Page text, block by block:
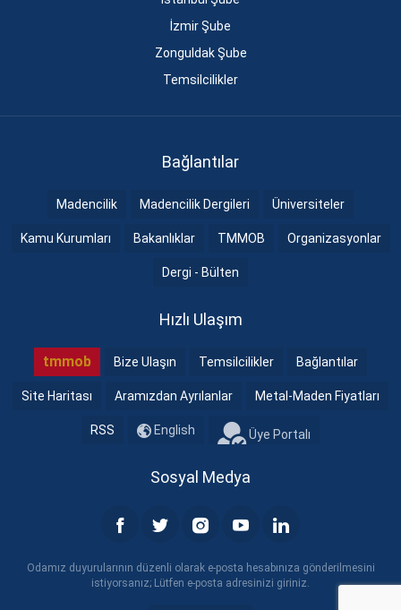
İzmir Şube
Zonguldak Şube
Temsilcilikler
Bağlantılar
Madencilik Madencilik Dergileri Üniversiteler
Kamu Kurumları Bakanlıklar TMMOB Organizasyonlar
Dergi - Bülten
Hızlı Ulaşım
tmmob Bize Ulaşın Temsilcilikler Bağlantılar
Site Haritası Aramızdan Ayrılanlar Metal-Maden Fiyatları
RSS English Üye Portalı
Sosyal Medya
Odamız duyurularının düzenli olarak e-posta hesabınıza gönderilmesini
istiyorsanız; Lütfen e-posta adresinizi giriniz.